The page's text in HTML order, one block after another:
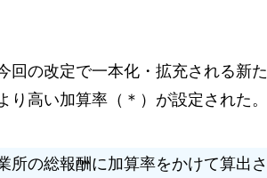
回の改定で一本化・拡充される新た
高い加算率（＊）が設定された。
所の総報酬に加算率をかけて算出さ